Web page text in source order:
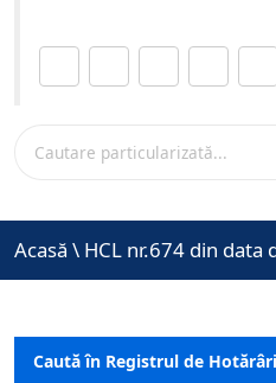
Acasă \ HCL nr.674 din data
Caută în Registrul de